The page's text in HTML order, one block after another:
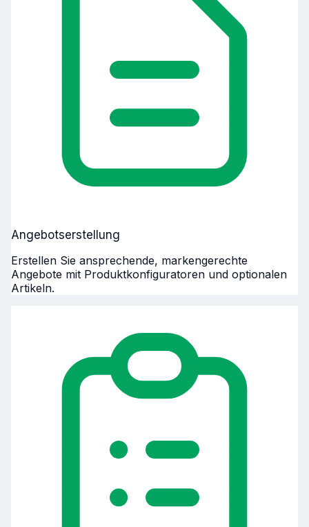
Angebotserstellung
Erstellen Sie ansprechende, markengerechte
Angebote mit Produktkonfiguratoren und optionalen
Artikeln.